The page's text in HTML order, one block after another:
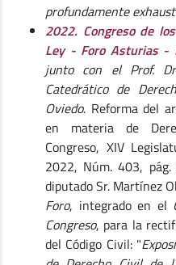
profundamente
2022. Congreso de
Ley - Foro Asturias -
junto con el Prof.
Catedrático de
Oviedo. Reforma del
en materia de
Congreso, XIV
2022, Núm. 403,
diputado Sr. Martínez
Foro, integrado en el
Congreso, para la
del Código Civil: "